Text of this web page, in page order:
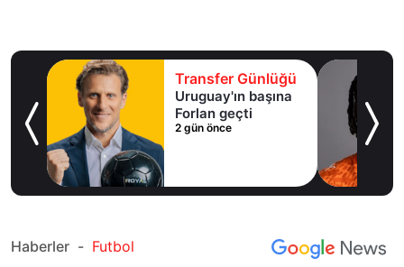
Transfer Günlüğü
Uruguay'ın başına
Forlan geçti
2 gün önce
Haberler - Futbol